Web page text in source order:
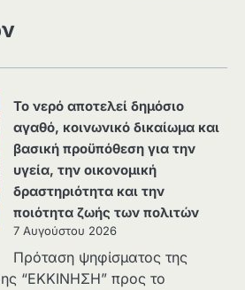
Το νερό αποτελεί δημόσιο
αγαθό, κοινωνικό δικαίωμα και
βασική προϋπόθεση για την
υγεία, την οικονομική
δραστηριότητα και την
ποιότητα ζωής των πολιτών
7 Αυγούστου 2026
Πρόταση ψηφίσματος της
“ΕΚΚΙΝΗΣΗ” προς το